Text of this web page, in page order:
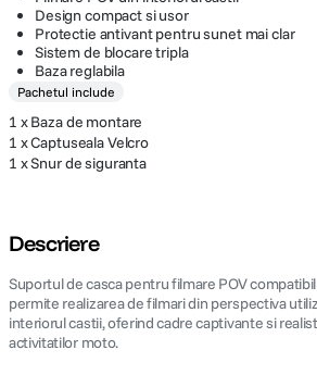
Design compact si usor
Protectie antivant pentru sunet mai clar
Sistem de blocare tripla
Baza reglabila
Pachetul include
1 x Baza de montare
1 x Captuseala Velcro
1 x Snur de siguranta
Descriere
Suportul de casca pentru filmare POV
permite realizarea de filmari din perspectiva
interiorul castii, oferind cadre captivante si
activitatilor moto.